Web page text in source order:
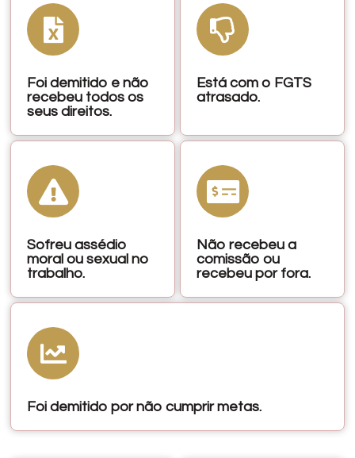
Foi demitido e não
recebeu todos os
seus direitos.
Está com o FGTS
atrasado.
Sofreu assédio
moral ou sexual no
trabalho.
Não recebeu a
comissão ou
recebeu por fora.
Foi demitido por não cumprir metas.